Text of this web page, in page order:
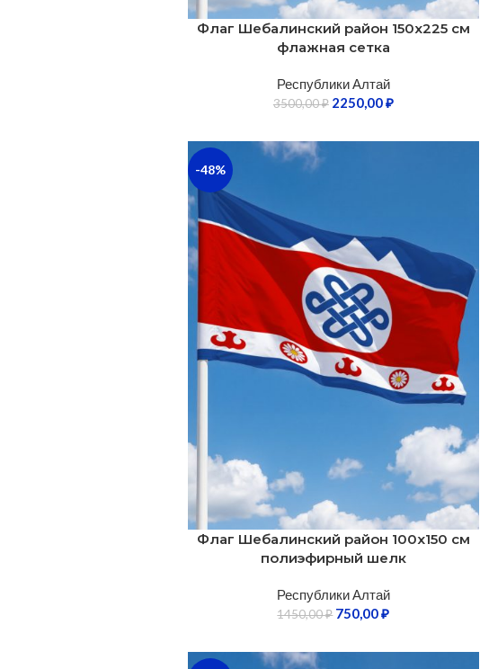
Флаг Шебалинский район 150х225 см
флажная сетка
Республики Алтай
3500,00₽ 2250,00₽
-48%
Флаг Шебалинский район 100х150 см
полиэфирный шелк
Республики Алтай
1450,00₽ 750,00₽